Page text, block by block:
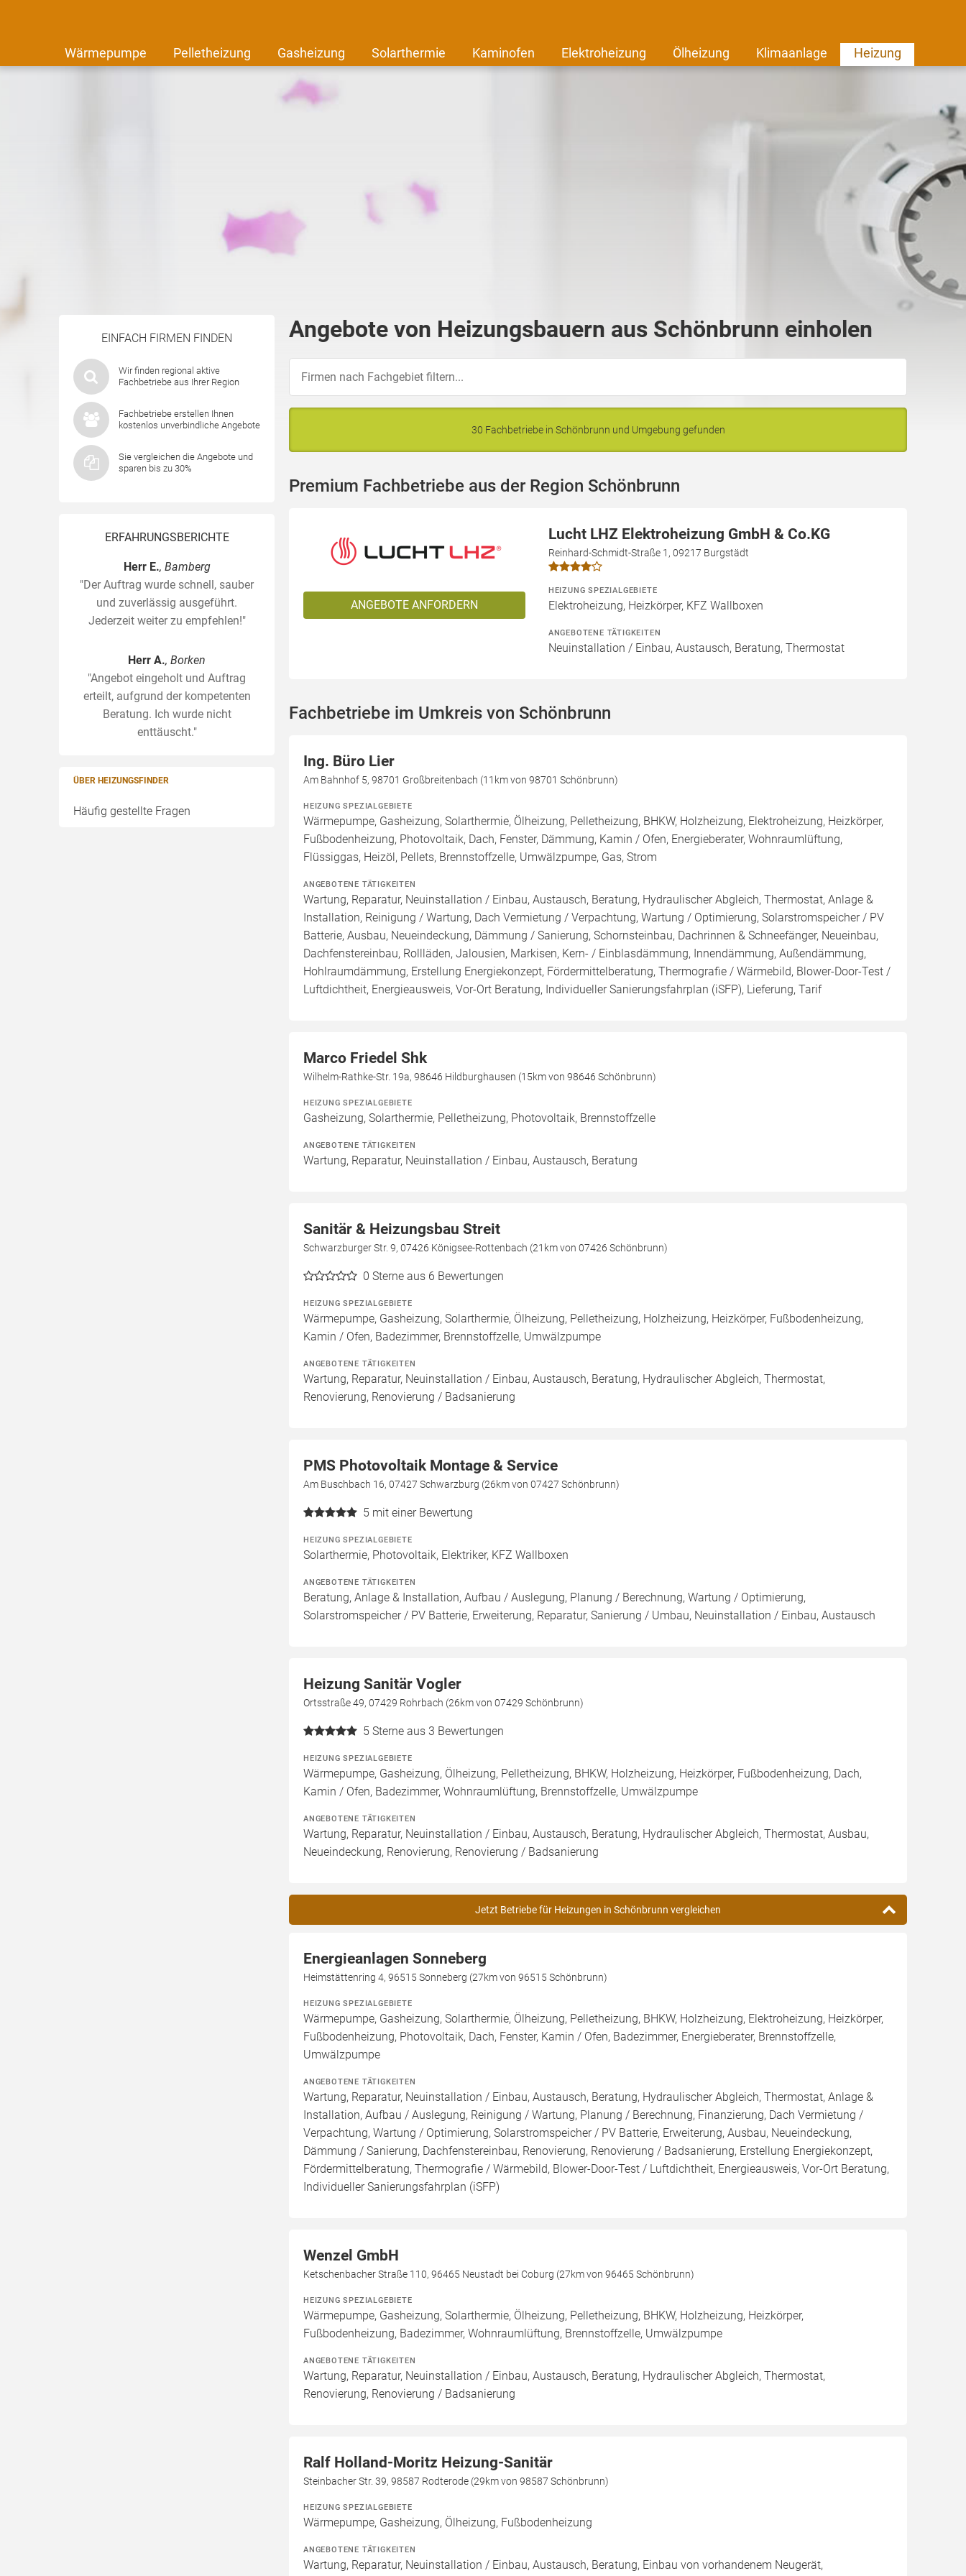
Wärmepumpe Pelletheizung Gasheizung Solarthermie Kaminofen Elektroheizung Ölheizung Klimaanlage Heizung
EINFACH FIRMEN FINDEN
Wir finden regional aktive
Fachbetriebe aus Ihrer Region
Fachbetriebe erstellen Ihnen
kostenlos unverbindliche Angebote
Sie vergleichen die Angebote und
sparen bis zu 30%
ERFAHRUNGSBERICHTE
Herr E., Bamberg
"Der Auftrag wurde schnell, sauber
und zuverlässig ausgeführt.
Jederzeit weiter zu empfehlen!"
Herr A., Borken
"Angebot eingeholt und Auftrag
erteilt, aufgrund der kompetenten
Beratung. Ich wurde nicht
enttäuscht."
ÜBER HEIZUNGSFINDER
Häufig gestellte Fragen
Angebote von Heizungsbauern aus Schönbrunn einholen
30 Fachbetriebe in Schönbrunn und Umgebung gefunden
Premium Fachbetriebe aus der Region Schönbrunn
ANGEBOTE ANFORDERN
Lucht LHZ Elektroheizung GmbH & Co.KG
Reinhard-Schmidt-Straße 1, 09217 Burgstädt
HEIZUNG SPEZIALGEBIETE
Elektroheizung, Heizkörper, KFZ Wallboxen
ANGEBOTENE TÄTIGKEITEN
Neuinstallation / Einbau, Austausch, Beratung, Thermostat
Fachbetriebe im Umkreis von Schönbrunn
Ing. Büro Lier
Am Bahnhof 5, 98701 Großbreitenbach (11km von 98701 Schönbrunn)
HEIZUNG SPEZIALGEBIETE
Wärmepumpe, Gasheizung, Solarthermie, Ölheizung, Pelletheizung, BHKW, Holzheizung, Elektroheizung, Heizkörper,
Fußbodenheizung, Photovoltaik, Dach, Fenster, Dämmung, Kamin / Ofen, Energieberater, Wohnraumlüftung,
Flüssiggas, Heizöl, Pellets, Brennstoffzelle, Umwälzpumpe, Gas, Strom
ANGEBOTENE TÄTIGKEITEN
Wartung, Reparatur, Neuinstallation / Einbau, Austausch, Beratung, Hydraulischer Abgleich, Thermostat, Anlage &
Installation, Reinigung / Wartung, Dach Vermietung / Verpachtung, Wartung / Optimierung, Solarstromspeicher / PV
Batterie, Ausbau, Neueindeckung, Dämmung / Sanierung, Schornsteinbau, Dachrinnen & Schneefänger, Neueinbau,
Dachfenstereinbau, Rollläden, Jalousien, Markisen, Kern- / Einblasdämmung, Innendämmung, Außendämmung,
Hohlraumdämmung, Erstellung Energiekonzept, Fördermittelberatung, Thermografie / Wärmebild, Blower-Door-Test /
Luftdichtheit, Energieausweis, Vor-Ort Beratung, Individueller Sanierungsfahrplan (iSFP), Lieferung, Tarif
Marco Friedel Shk
Wilhelm-Rathke-Str. 19a, 98646 Hildburghausen (15km von 98646 Schönbrunn)
HEIZUNG SPEZIALGEBIETE
Gasheizung, Solarthermie, Pelletheizung, Photovoltaik, Brennstoffzelle
ANGEBOTENE TÄTIGKEITEN
Wartung, Reparatur, Neuinstallation / Einbau, Austausch, Beratung
Sanitär & Heizungsbau Streit
Schwarzburger Str. 9, 07426 Königsee-Rottenbach (21km von 07426 Schönbrunn)
0 Sterne aus 6 Bewertungen
HEIZUNG SPEZIALGEBIETE
Wärmepumpe, Gasheizung, Solarthermie, Ölheizung, Pelletheizung, Holzheizung, Heizkörper, Fußbodenheizung,
Kamin / Ofen, Badezimmer, Brennstoffzelle, Umwälzpumpe
ANGEBOTENE TÄTIGKEITEN
Wartung, Reparatur, Neuinstallation / Einbau, Austausch, Beratung, Hydraulischer Abgleich, Thermostat,
Renovierung, Renovierung / Badsanierung
PMS Photovoltaik Montage & Service
Am Buschbach 16, 07427 Schwarzburg (26km von 07427 Schönbrunn)
5 mit einer Bewertung
HEIZUNG SPEZIALGEBIETE
Solarthermie, Photovoltaik, Elektriker, KFZ Wallboxen
ANGEBOTENE TÄTIGKEITEN
Beratung, Anlage & Installation, Aufbau / Auslegung, Planung / Berechnung, Wartung / Optimierung,
Solarstromspeicher / PV Batterie, Erweiterung, Reparatur, Sanierung / Umbau, Neuinstallation / Einbau, Austausch
Heizung Sanitär Vogler
Ortsstraße 49, 07429 Rohrbach (26km von 07429 Schönbrunn)
5 Sterne aus 3 Bewertungen
HEIZUNG SPEZIALGEBIETE
Wärmepumpe, Gasheizung, Ölheizung, Pelletheizung, BHKW, Holzheizung, Heizkörper, Fußbodenheizung, Dach,
Kamin / Ofen, Badezimmer, Wohnraumlüftung, Brennstoffzelle, Umwälzpumpe
ANGEBOTENE TÄTIGKEITEN
Wartung, Reparatur, Neuinstallation / Einbau, Austausch, Beratung, Hydraulischer Abgleich, Thermostat, Ausbau,
Neueindeckung, Renovierung, Renovierung / Badsanierung
Jetzt Betriebe für Heizungen in Schönbrunn vergleichen
Energieanlagen Sonneberg
Heimstättenring 4, 96515 Sonneberg (27km von 96515 Schönbrunn)
HEIZUNG SPEZIALGEBIETE
Wärmepumpe, Gasheizung, Solarthermie, Ölheizung, Pelletheizung, BHKW, Holzheizung, Elektroheizung, Heizkörper,
Fußbodenheizung, Photovoltaik, Dach, Fenster, Kamin / Ofen, Badezimmer, Energieberater, Brennstoffzelle,
Umwälzpumpe
ANGEBOTENE TÄTIGKEITEN
Wartung, Reparatur, Neuinstallation / Einbau, Austausch, Beratung, Hydraulischer Abgleich, Thermostat, Anlage &
Installation, Aufbau / Auslegung, Reinigung / Wartung, Planung / Berechnung, Finanzierung, Dach Vermietung /
Verpachtung, Wartung / Optimierung, Solarstromspeicher / PV Batterie, Erweiterung, Ausbau, Neueindeckung,
Dämmung / Sanierung, Dachfenstereinbau, Renovierung, Renovierung / Badsanierung, Erstellung Energiekonzept,
Fördermittelberatung, Thermografie / Wärmebild, Blower-Door-Test / Luftdichtheit, Energieausweis, Vor-Ort Beratung,
Individueller Sanierungsfahrplan (iSFP)
Wenzel GmbH
Ketschenbacher Straße 110, 96465 Neustadt bei Coburg (27km von 96465 Schönbrunn)
HEIZUNG SPEZIALGEBIETE
Wärmepumpe, Gasheizung, Solarthermie, Ölheizung, Pelletheizung, BHKW, Holzheizung, Heizkörper,
Fußbodenheizung, Badezimmer, Wohnraumlüftung, Brennstoffzelle, Umwälzpumpe
ANGEBOTENE TÄTIGKEITEN
Wartung, Reparatur, Neuinstallation / Einbau, Austausch, Beratung, Hydraulischer Abgleich, Thermostat,
Renovierung, Renovierung / Badsanierung
Ralf Holland-Moritz Heizung-Sanitär
Steinbacher Str. 39, 98587 Rodterode (29km von 98587 Schönbrunn)
HEIZUNG SPEZIALGEBIETE
Wärmepumpe, Gasheizung, Ölheizung, Fußbodenheizung
ANGEBOTENE TÄTIGKEITEN
Wartung, Reparatur, Neuinstallation / Einbau, Austausch, Beratung, Einbau von vorhandenem Neugerät,